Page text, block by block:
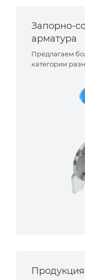
Запорно-
арматура
Предлагаем
категории